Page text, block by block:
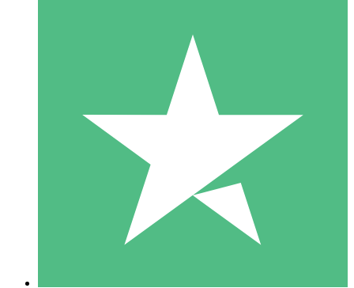
Individuelle Credit-Pakete
Zahlen Sie nach Bedarf mit Download-Credits. Keine
monatliche Verpflichtung erforderlich.
10 00